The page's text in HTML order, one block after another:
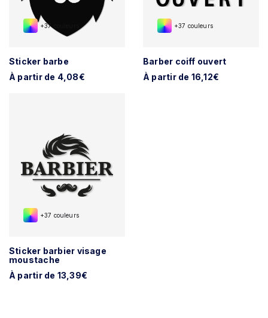
+37 couleurs
Sticker barbe
À partir de 4,08€
+37 couleurs
Barber coiff ouvert
À partir de 16,12€
+37 couleurs
Sticker barbier visage
moustache
À partir de 13,39€